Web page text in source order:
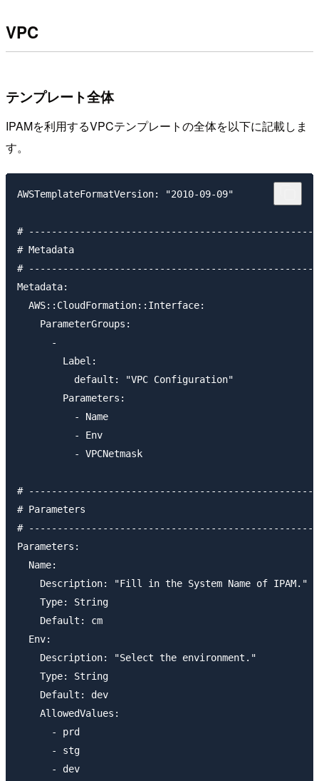
VPC
テンプレート全体
IPAMを利用するVPCテンプレートの全体を以下に記載しま
す。
AWSTemplateFormatVersion: "2010-09-09"
#
# Metadata
#
Metadata:
  AWS::CloudFormation::Interface:
    ParameterGroups:
      -
        Label:
          default: "VPC Configuration"
        Parameters:
          - Name
          - Env
          - VPCNetmask
#
# Parameters
#
Parameters:
  Name:
    Description: "Fill in the System Name of IPAM."
    Type: String
    Default: cm
  Env:
    Description: "Select the environment."
    Type: String
    Default: dev
    AllowedValues:
      - prd
      - stg
      - dev